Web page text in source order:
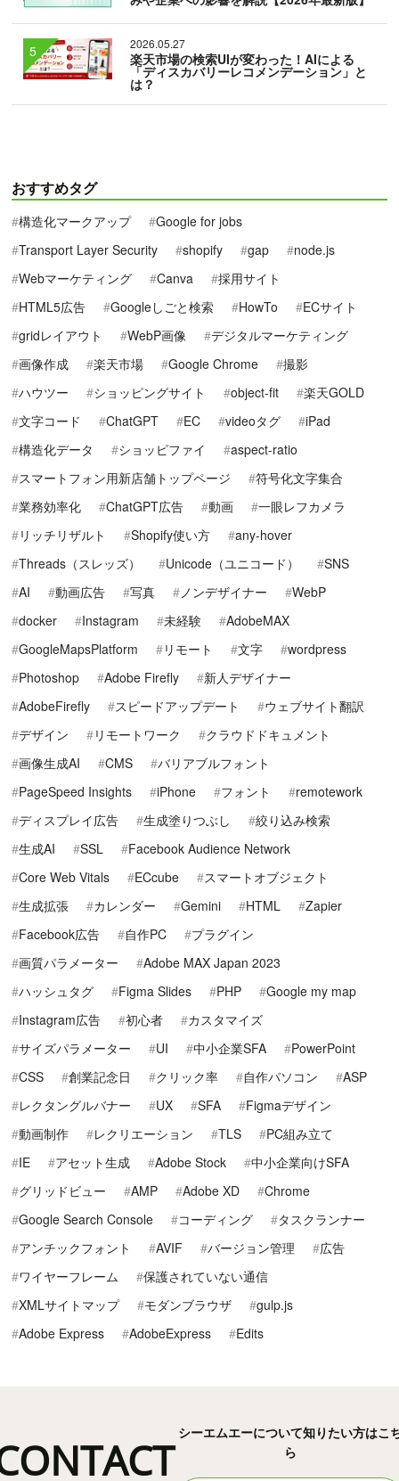
2026.05.27
楽天市場の検索UIが変わった！AIによる
「ディスカバリーレコメンデーション」と
は？
おすすめタグ
構造化マークアップ
Google for jobs
Transport Layer Security
shopify gap
node.js
Webマーケティング
Canva
採用サイト
HTML5広告
Googleしごと検索 HowTo
ECサイト
gridレイアウト
WebP画像
デジタルマーケティング
画像作成
楽天市場 Google Chrome
撮影
ハウツー
ショッピングサイト object-fit
楽天GOLD
文字コード
ChatGPT EC videoタグ
iPad
構造化データ
ショッピファイ
aspect-ratio
スマートフォン用新店舗トップページ
符号化文字集合
業務効率化
ChatGPT広告 動画
一眼レフカメラ
リッチリザルト
Shopify使い方
any-hover
Threads（スレッズ）
Unicode（ユニコード）
SNS
AI
動画広告 写真 ノンデザイナー
WebP
docker
Instagram 未経験
AdobeMAX
GoogleMapsPlatform
リモート 文字
wordpress
Photoshop
Adobe Firefly
新人デザイナー
AdobeFirefly
スピードアップデート
ウェブサイト翻訳
デザイン
リモートワーク
クラウドドキュメント
画像生成AI
CMS
バリアブルフォント
PageSpeed Insights
iPhone フォント
remotework
ディスプレイ広告
生成塗りつぶし
絞り込み検索
生成AI
SSL
Facebook Audience Network
Core Web Vitals
ECcube
スマートオブジェクト
生成拡張
カレンダー Gemini HTML
Zapier
Facebook広告
自作PC
プラグイン
画質パラメーター
Adobe MAX Japan 2023
ハッシュタグ
Figma Slides PHP
Google my map
Instagram広告
初心者
カスタマイズ
サイズパラメーター
UI 中小企業SFA
PowerPoint
CSS
創業記念日 クリック率 自作パソコン
ASP
レクタングルバナー
UX SFA
Figmaデザイン
動画制作
レクリエーション TLS
PC組み立て
IE
アセット生成 Adobe Stock
中小企業向けSFA
グリッドビュー
AMP Adobe XD
Chrome
Google Search Console
コーディング
タスクランナー
アンチックフォント
AVIF バージョン管理
広告
ワイヤーフレーム
保護されていない通信
XMLサイトマップ
モダンブラウザ
gulp.js
Adobe Express
AdobeExpress Edits
シーエムエーについて知りたい方はこ
ら